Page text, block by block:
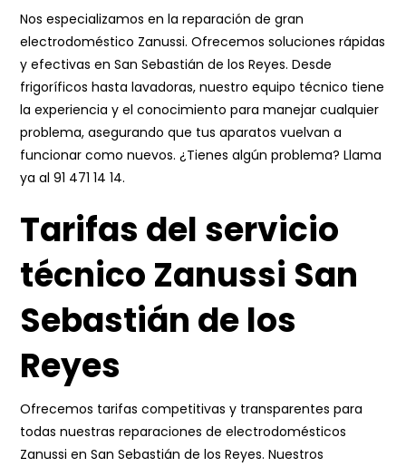
Nos especializamos en la reparación de gran
electrodoméstico Zanussi. Ofrecemos soluciones rápidas
y efectivas en San Sebastián de los Reyes. Desde
frigoríficos hasta lavadoras, nuestro equipo técnico tiene
la experiencia y el conocimiento para manejar cualquier
problema, asegurando que tus aparatos vuelvan a
funcionar como nuevos. ¿Tienes algún problema? Llama
ya al91 471 14 14.
Tarifas del servicio
técnico Zanussi San
Sebastián de los
Reyes
Ofrecemos tarifas competitivas y transparentes para
todas nuestras reparaciones de electrodomésticos
Zanussi en San Sebastián de los Reyes. Nuestros